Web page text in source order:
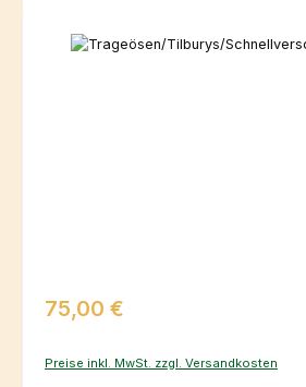
Bildergalerie überspringen
Regulärer Preis:
75,00 €
Preise inkl. MwSt. zzgl. Versandkosten